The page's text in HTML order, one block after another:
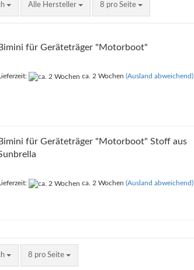
Alle Hersteller 8 pro Seite
pro Seite
Bimini für Geräteträger "Motorboot"
Lieferzeit: ca. 2 Wochen (Ausland abweichend)
Bimini für Geräteträger "Motorboot" Stoff aus
Lieferzeit: ca. 2 Wochen (Ausland abweichend)
8 pro Seite
pro Seite